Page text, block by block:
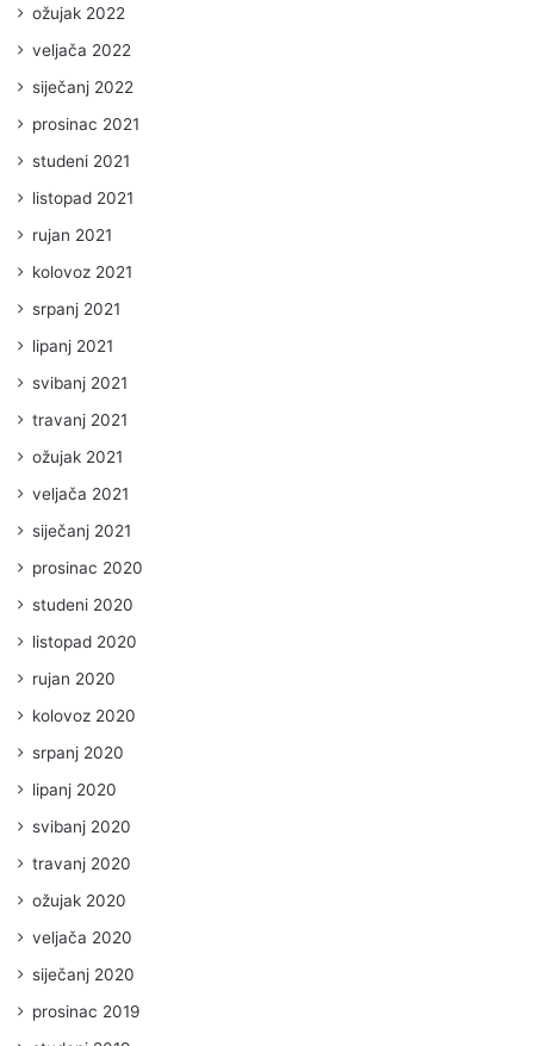
ožujak 2022
veljača 2022
siječanj 2022
prosinac 2021
studeni 2021
listopad 2021
rujan 2021
kolovoz 2021
srpanj 2021
lipanj 2021
svibanj 2021
travanj 2021
ožujak 2021
veljača 2021
siječanj 2021
prosinac 2020
studeni 2020
listopad 2020
rujan 2020
kolovoz 2020
srpanj 2020
lipanj 2020
svibanj 2020
travanj 2020
ožujak 2020
veljača 2020
siječanj 2020
prosinac 2019